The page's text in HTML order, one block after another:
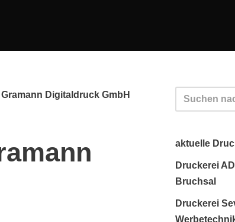
Digitaldruck GmbH
aktuelle
Druckerei
Bruchsal
Druckerei